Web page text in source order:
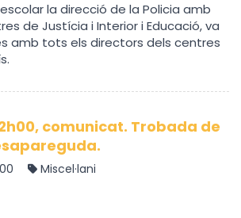
la direcció de la Policia amb
de Justícia i Interior i Educació, va
amb tots els directors dels centres
comunicat. Trobada de
Miscel·lani